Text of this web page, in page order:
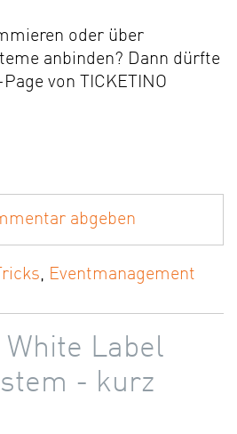
oder über
anbinden? Dann dürfte
von TICKETINO
abgeben
, Eventmanagement
White Label
- kurz